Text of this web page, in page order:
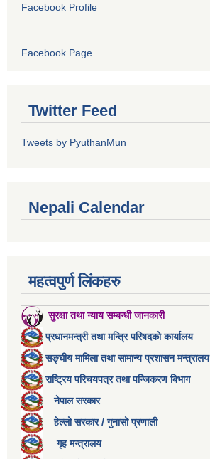
Facebook Profile
Facebook Page
Twitter Feed
Tweets by PyuthanMun
Nepali Calendar
महत्वपुर्ण लिंकहरु
सुरक्षा तथा न्याय सम्बन्धी जानकारी
प्रधानमन्त्री तथा मन्त्रि परिषदको कार्यालय
सङ्घीय मामिला तथा सामान्य प्रशासन मन्त्रालय
राष्ट्रिय परिचयपत्र तथा पन्जिकरण बिभाग
नेपाल सरकार
हेल्लो सरकार / गुनासो प्रणाली
गृह मन्त्रालय